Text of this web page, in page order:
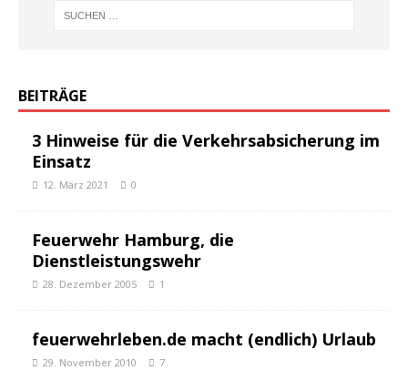
BEITRÄGE
3 Hinweise für die Verkehrsabsicherung im
Einsatz
12. März 2021 0
Feuerwehr Hamburg, die
Dienstleistungswehr
28. Dezember 2005 1
feuerwehrleben.de macht (endlich) Urlaub
29. November 2010 7